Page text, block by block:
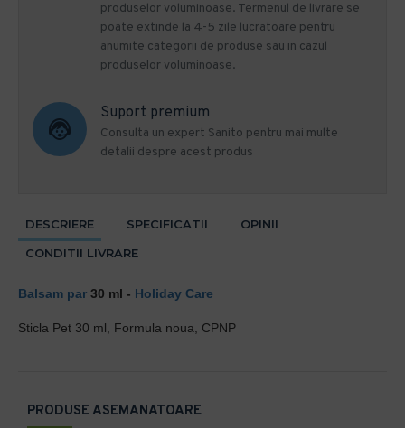
produselor voluminoase. Termenul de livrare se
poate extinde la 4-5 zile lucratoare pentru
anumite categorii de produse sau in cazul
produselor voluminoase.
Suport premium
Consulta un expert Sanito pentru mai multe
detalii despre acest produs
PRODUSE ASEMANATOARE
DESCRIERE SPECIFICATII
OPINII
CONDITII LIVRARE
Balsam par 30 ml - Holiday Care
Sticla Pet 30 ml, Formula noua, CPNP